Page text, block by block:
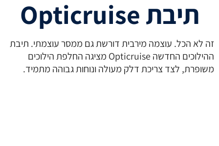
תיבת Opticruise
זה לא הכל. עוצמה מירבית דורשת גם ממסר עוצמתי. תיבת
ההילוכים החדשה Opticruise מציגה החלפת הילוכים
משופרת, לצד צריכת דלק מעולה ונוחות גבוהה מתמיד.